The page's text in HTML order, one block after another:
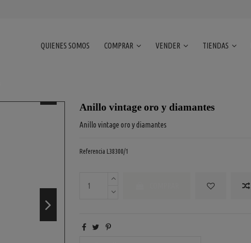
QUIENES SOMOS COMPRAR VENDER TIENDAS
Anillo vintage oro y diamantes
Anillo vintage oro y diamantes
Referencia L38300/1